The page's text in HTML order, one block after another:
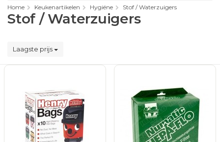
Home Keukenartikelen Hygiëne Stof / Waterzuigers
Stof / Waterzuigers
Laagste prijs